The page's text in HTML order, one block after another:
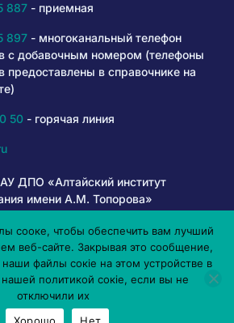
887- приемная
897- многоканальный телефон
с добавочным номером (телефоны
предоставлены в справочнике на
50- горячая линия
ДПО «Алтайский институт
имени А.М. Топорова»
6+
сооке, чтобы обеспечить вам лучший
веб-сайте. Закрывая это сообщение,
файлы сокіе на этом устройстве в
нашей политикой сокіе, если вы не
отключили их
Хорошо
Нет